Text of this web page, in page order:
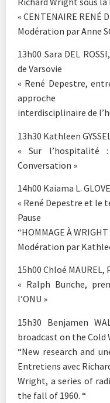
« CENTENAIRE RENÉ
Modération par Anne
13h00 Sara DEL
de Varsovie
« René Depestre,
approche
interdisciplinaire de
13h30 Kathleen
« Sur l’hospitalité
Conversation »
14h00 Kaiama L.
« René Depestre et le
Pause
“HOMMAGE À
Modération par
15h00 Chloé MAUREL,
« Ralph Bunche,
l’ONU »
15h30 Benjamen
broadcast on the Cold
“New research and
Entretiens avec
Wright, a series of
the fall of 1960. “